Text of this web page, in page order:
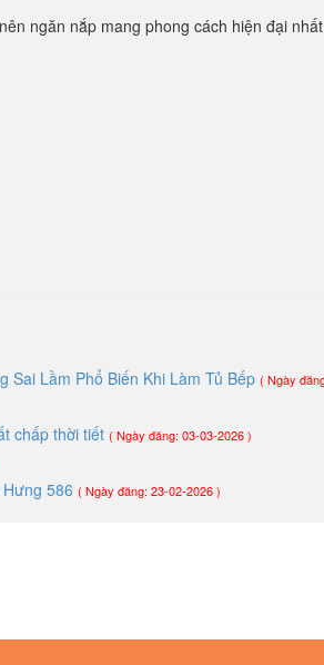
ngăn nắp mang phong cách hiện đại
Sai Lầm Phổ Biến Khi Làm Tủ Bếp ( Ngày
chấp thời tiết ( Ngày đăng: 03-03-2026 )
586 ( Ngày đăng: 23-02-2026 )